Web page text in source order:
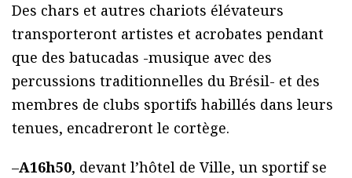
Des chars et autres chariots élévateurs
transporteront artistes et acrobates pendant
que des batucadas -musique avec des
percussions traditionnelles du Brésil- et des
membres de clubs sportifs habillés dans leurs
tenues, encadreront le cortège.
–A16h50, devant l’hôtel de Ville, un sportif se